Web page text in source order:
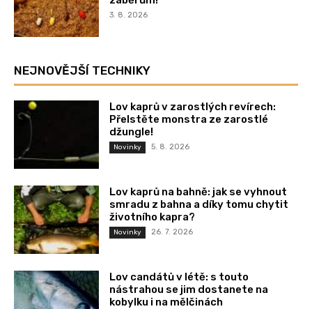
3. 8. 2026
NEJNOVĚJŠÍ TECHNIKY
Lov kaprů v zarostlých revírech:
Přelstěte monstra ze zarostlé
džungle!
Novinky 5. 8. 2026
Lov kaprů na bahně: jak se vyhnout
smradu z bahna a díky tomu chytit
životního kapra?
Novinky 26. 7. 2026
Lov candátů v létě: s touto
nástrahou se jim dostanete na
kobylku i na mělčinách